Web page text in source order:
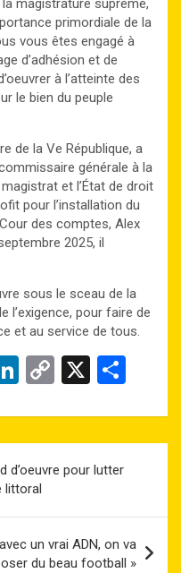
magistrature suprême,
primordiale de la
vous êtes engagé à
d’adhésion et de
à l’atteinte des
le bien du peuple
de la Ve République, a
générale à la
et l’État de droit
pour l’installation du
des comptes, Alex
2025, il
sous le sceau de la
l’exigence, pour faire de
et au service de tous.
Li
ke
dI
n
C
py
n
k
X
ta
d’oeuvre pour lutter
littoral
un vrai ADN, on va
du beau football »